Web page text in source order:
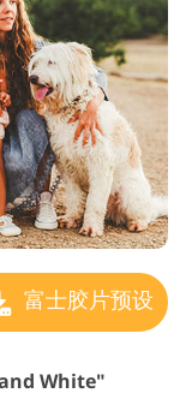
富士胶片预设
White"